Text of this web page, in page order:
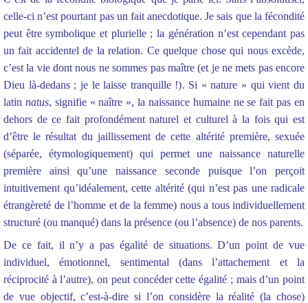
celle-ci n’est pourtant pas un fait anecdotique. Je sais que la fécondité
peut être symbolique et plurielle ; la génération n’est cependant pas
un fait accidentel de la relation. Ce quelque chose qui nous excède,
c’est la vie dont nous ne sommes pas maître (et je ne mets pas encore
Dieu là-dedans ; je le laisse tranquille !). Si « nature » qui vient du
latin natus, signifie « naître », la naissance humaine ne se fait pas en
dehors de ce fait profondément naturel et culturel à la fois qui est
d’être le résultat du jaillissement de cette altérité première, sexuée
(séparée, étymologiquement) qui permet une naissance naturelle
première ainsi qu’une naissance seconde puisque l’on perçoit
intuitivement qu’idéalement, cette altérité (qui n’est pas une radicale
étrangèreté de l’homme et de la femme) nous a tous individuellement
structuré (ou manqué) dans la présence (ou l’absence) de nos parents.
De ce fait, il n’y a pas égalité de situations. D’un point de vue
individuel, émotionnel, sentimental (dans l’attachement et la
réciprocité à l’autre), on peut concéder cette égalité ; mais d’un point
de vue objectif, c’est-à-dire si l’on considère la réalité (la chose)